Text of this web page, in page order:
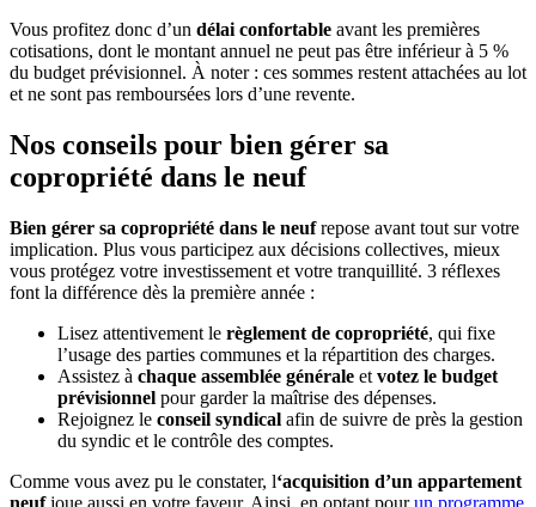
Vous profitez donc d’un délai confortable avant les premières
cotisations, dont le montant annuel ne peut pas être inférieur à 5 %
du budget prévisionnel. À noter : ces sommes restent attachées au lot
et ne sont pas remboursées lors d’une revente.
Nos conseils pour bien gérer sa
copropriété dans le neuf
Bien gérer sa copropriété dans le neufrepose avant tout sur votre
implication. Plus vous participez aux décisions collectives, mieux
vous protégez votre investissement et votre tranquillité. 3 réflexes
font la différence dès la première année :
Lisez attentivement le règlement de copropriété, qui fixe
l’usage des parties communes et la répartition des charges.
Assistez à chaque assemblée générale et votez le budget
prévisionnel pour garder la maîtrise des dépenses.
Rejoignez le conseil syndical afin de suivre de près la gestion
du syndic et le contrôle des comptes.
Comme vous avez pu le constater, l‘acquisition d’un appartement
neufjoue aussi en votre faveur. Ainsi, en optant pourun programme